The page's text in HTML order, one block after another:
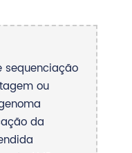
sequenciação
ou
da